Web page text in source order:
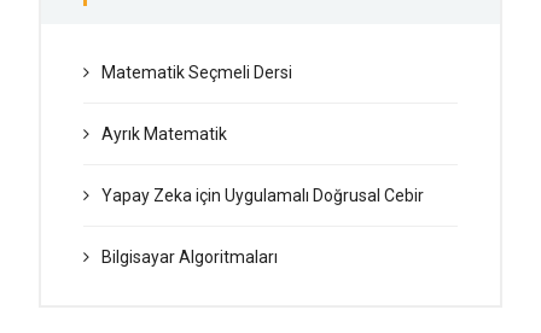
Matematik Seçmeli Dersi
Ayrık Matematik
Yapay Zeka için Uygulamalı Doğrusal Cebir
Bilgisayar Algoritmaları